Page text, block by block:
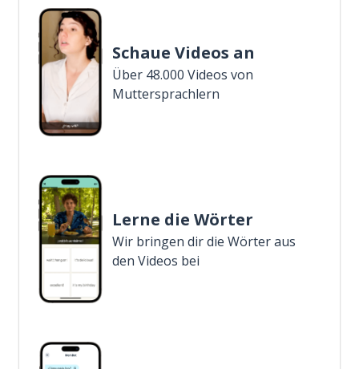
Schaue Videos an
Über 48.000 Videos von
Muttersprachlern
Lerne die Wörter
Wir bringen dir die Wörter aus
den Videos bei